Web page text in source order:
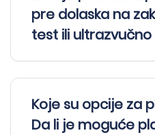
pre dolaska na
test ili
Koje su opcije za
Da li je moguće